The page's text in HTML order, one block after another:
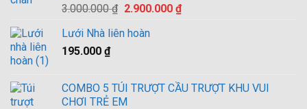
Được
4.005
sao
3.000.000₫ Giá
là:
2.900.000 ₫Giá
Lưới Nhà liên hoàn
195.000 ₫
COMBO 5 TÚI TRƯỢT CẦU TRƯỢT KHU VUI
CHƠI TRẺ EM